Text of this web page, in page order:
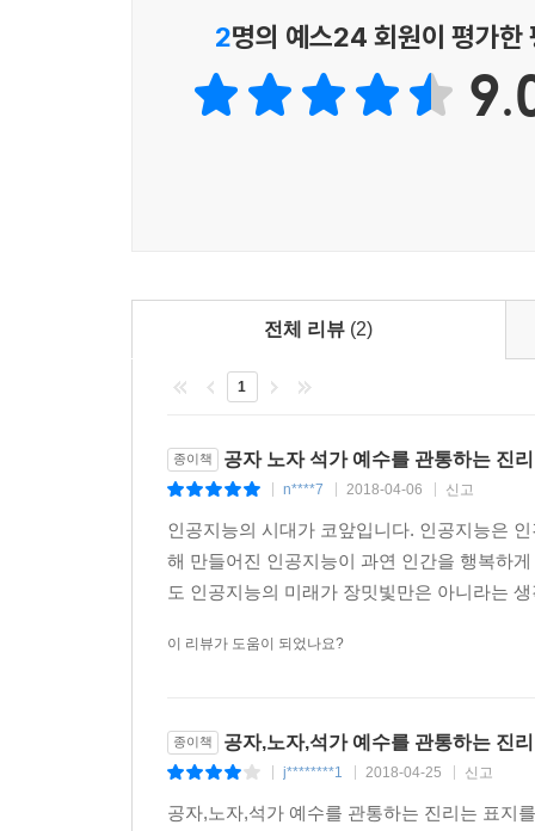
말씀인용 정리
남에게서 바라는 대로 남에게 해주어라.〈마태복
대한 경고를 하고 있음을 명확하게 보여주고 있
도를 걱정하지 빈곤을 걱정하지 않는다.”고 했으
표현이라고 할 수 있습니다.” 그래서 저자는 조
기독교가 우리에게 빠르게 전파되었던 이유라고
미래학자 커즈와일(Ray Kurzweil)은 2045년에 인
패러다임은 과학과 정신의 융복합에 의해 완성되
될 수도, 지옥이 될 수도 있습니다. 최첨단 인공
제안합니다.”
신간 《공자·노자·석가·예수를 관통하는 진리》
세계평화와 우주의 개막을 알리는 이 시대, 어
2명의 예스24 회원이 평가한
전체 리뷰 (2)
1
종이책 공자 노자 석가 예수를 관통하는 진
n****7 2018-04-06 신고
인공지능의 시대가 코앞입니다. 인공지능은
해 만들어진 인공지능이 과연 인간을 행복하
도 인공지능의 미래가 장밋빛만은 아니라는
이 리뷰가 도움이 되었나요?
종이책 공자,노자,석가 예수를 관통하는 진리
j********1 2018-04-25 신고
공자,노자,석가 예수를 관통하는 진리는 표지